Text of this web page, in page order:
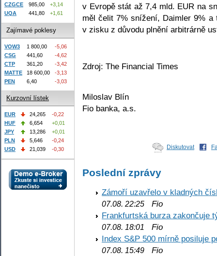
v Evropě stát až 7,4 mld. EUR na
měl čelit 7% snížení, Daimler 9% a
v zisku z důvodu plnění arbitrárně
Zdroj: The Financial Times
Miloslav Blín
Fio banka, a.s.
Diskutovat
Poslední zprávy
Zámoří uzavřelo v kladných
07.08. 22:25 Fio
Frankfurtská burza zakončuje
07.08. 18:01
Fio
Index S&P 500 mírně posiluje
07.08. 15:49 Fio
CZGCE
985,00
+3,14
UQA
441,80 +1,61
Zajímavé poklesy
VOW3 1 800,00
-5,06
CSG
441,60
-4,62
CTP
361,20
-3,42
MATTE
18 600,00
-3,13
PEN
6,40 -3,03
Kurzovní lístek
EUR 24,265
-0,22
HUF
6,654
+0,01
JPY
13,286
+0,01
PLN
5,646
-0,24
USD
21,039 -0,30